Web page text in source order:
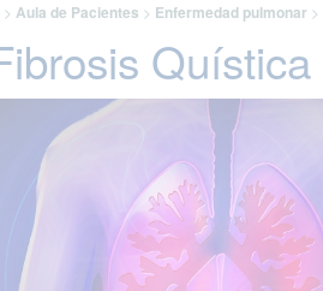
> Aula de Pacientes > Enfermedad pulmonar >
Quística